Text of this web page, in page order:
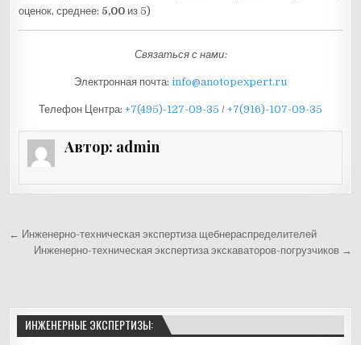
оценок, среднее: 5,00 из 5)
Связаться с нами:
Электронная почта: info@anotopexpert.ru
Телефон Центра: +7(495)-127-09-35 / +7(916)-107-09-35
Автор: admin
Навигация по записям
← Инженерно-техническая экспертиза щебнераспределителей
Инженерно-техническая экспертиза экскаваторов-погрузчиков →
ИНЖЕНЕРНЫЕ ЭКСПЕРТИЗЫ: